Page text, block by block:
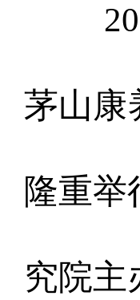
茅山
隆重
究院主